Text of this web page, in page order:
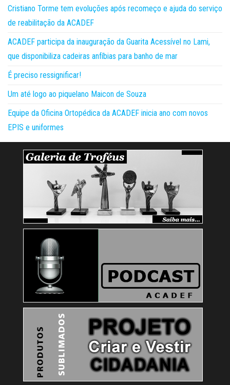
Cristiano Torme tem evoluções após recomeço e ajuda do serviço
de reabilitação da ACADEF
ACADEF participa da inauguração da Guarita Acessível no Lami,
que disponibiliza cadeiras anfíbias para banho de mar
É preciso ressignificar!
Um até logo ao piquelano Maicon de Souza
Equipe da Oficina Ortopédica da ACADEF inicia ano com novos
EPIS e uniformes